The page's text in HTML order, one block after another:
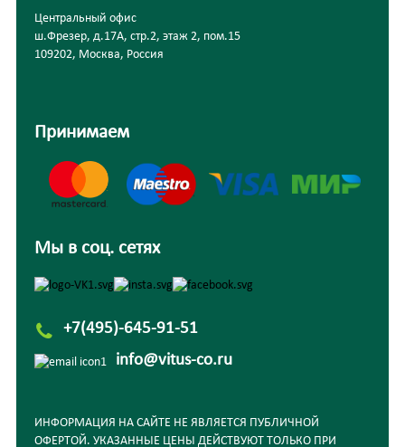
Центральный офис
ш.Фрезер, д.17А, стр.2, этаж 2, пом.15
109202, Москва, Россия
Принимаем
Мы в соц. сетях
+7(495)-645-91-51
info@vitus-co.ru
ИНФОРМАЦИЯ НА САЙТЕ НЕ ЯВЛЯЕТСЯ ПУБЛИЧНОЙ
ОФЕРТОЙ. УКАЗАННЫЕ ЦЕНЫ ДЕЙСТВУЮТ ТОЛЬКО ПРИ